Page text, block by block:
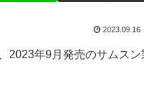
2023.09.16
2023年9月発売のサムスン